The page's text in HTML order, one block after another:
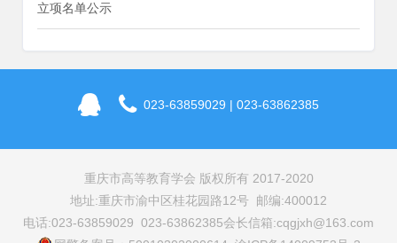
立项名单公示
023-63859029 | 023-63862385
重庆市高等教育学会 版权所有 2017-2020
地址:重庆市渝中区桂花园路12号 邮编:400012
电话:023-63859029 023-63862385会长信箱:cqgjxh@163.com